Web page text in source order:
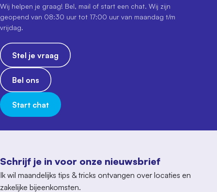
Schrijf je in voor onze nieuwsbrief
Ik wil maandelijks tips & tricks ontvangen over locaties en
zakelijke bijeenkomsten.
Wij helpen je graag! Bel, mail of start een chat. Wij zijn
geopend van 08:30 uur tot 17:00 uur van maandag t/m
vrijdag.
Stel je vraag
Bel ons
Start chat